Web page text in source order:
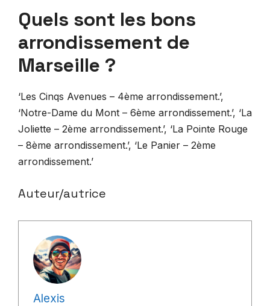
Quels sont les bons
arrondissement de
Marseille ?
‘Les Cinqs Avenues – 4ème arrondissement.’,
‘Notre-Dame du Mont – 6ème arrondissement.’, ‘La
Joliette – 2ème arrondissement.’, ‘La Pointe Rouge
– 8ème arrondissement.’, ‘Le Panier – 2ème
arrondissement.’
Auteur/autrice
Alexis